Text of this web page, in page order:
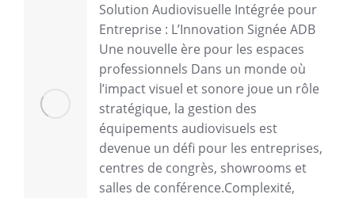
Solution Audiovisuelle Intégrée pour
Entreprise : L’Innovation Signée ADB
Une nouvelle ère pour les espaces
professionnels Dans un monde où
l’impact visuel et sonore joue un rôle
stratégique, la gestion des
équipements audiovisuels est
devenue un défi pour les entreprises,
centres de congrès, showrooms et
salles de conférence.Complexité,